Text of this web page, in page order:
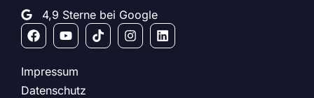
4,9 Sterne bei Google
Impressum
Datenschutz